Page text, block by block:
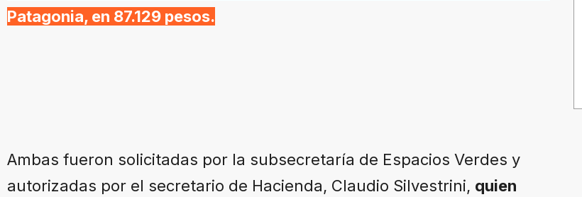
Patagonia, en 87.129 pesos.
Ambas fueron solicitadas por la subsecretaría de Espacios Verdes y
autorizadas por el secretario de Hacienda, Claudio Silvestrini, quien